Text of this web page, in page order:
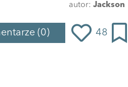
autor: Jackson
(0) 48